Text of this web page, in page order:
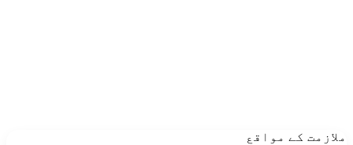
ملازمت کے مواقع